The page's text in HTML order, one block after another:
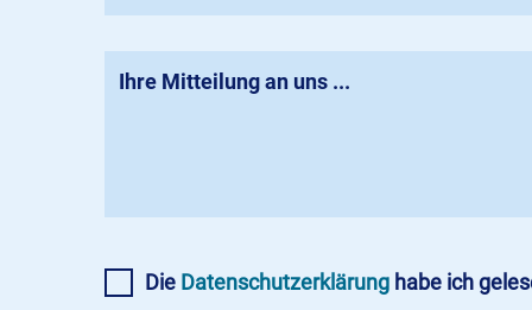
Die Datenschutzerklärunghabe ich